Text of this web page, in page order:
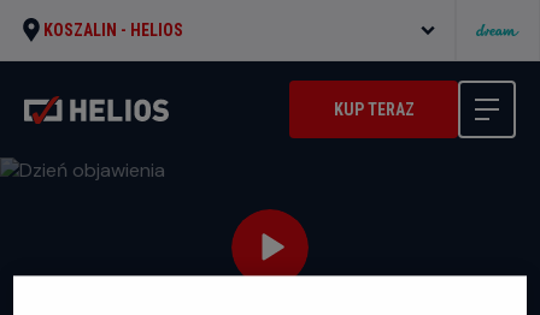
KOSZALIN - HELIOS
KUP TERAZ